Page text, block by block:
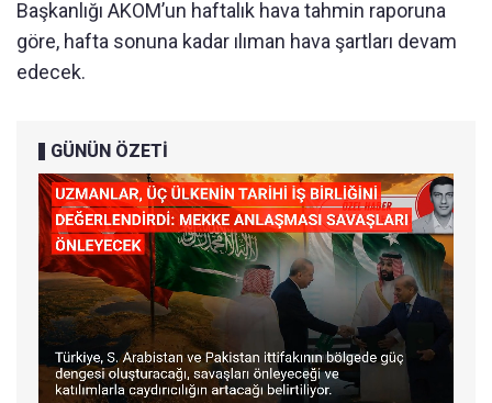
Başkanlığı AKOM’un haftalık hava tahmin raporuna
göre, hafta sonuna kadar ılıman hava şartları devam
edecek.
GÜNÜN ÖZETİ